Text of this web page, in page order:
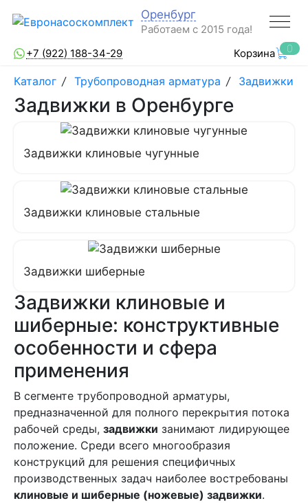
Оренбург
Работаем с 2015 года!
+7 (922) 188-34-29
Корзина 0
Каталог / Трубопроводная арматура / Задвижки
Задвижки в Оренбурге
Задвижки клиновые чугунные
Задвижки клиновые стальные
Задвижки шиберные
Задвижки клиновые и
шиберные: конструктивные
особенности и сфера
применения
В сегменте трубопроводной арматуры,
предназначенной для полного перекрытия потока
рабочей среды, задвижки занимают лидирующее
положение. Среди всего многообразия
конструкций для решения специфичных
производственных задач наиболее востребованы
клиновые и шиберные (ножевые) задвижки.